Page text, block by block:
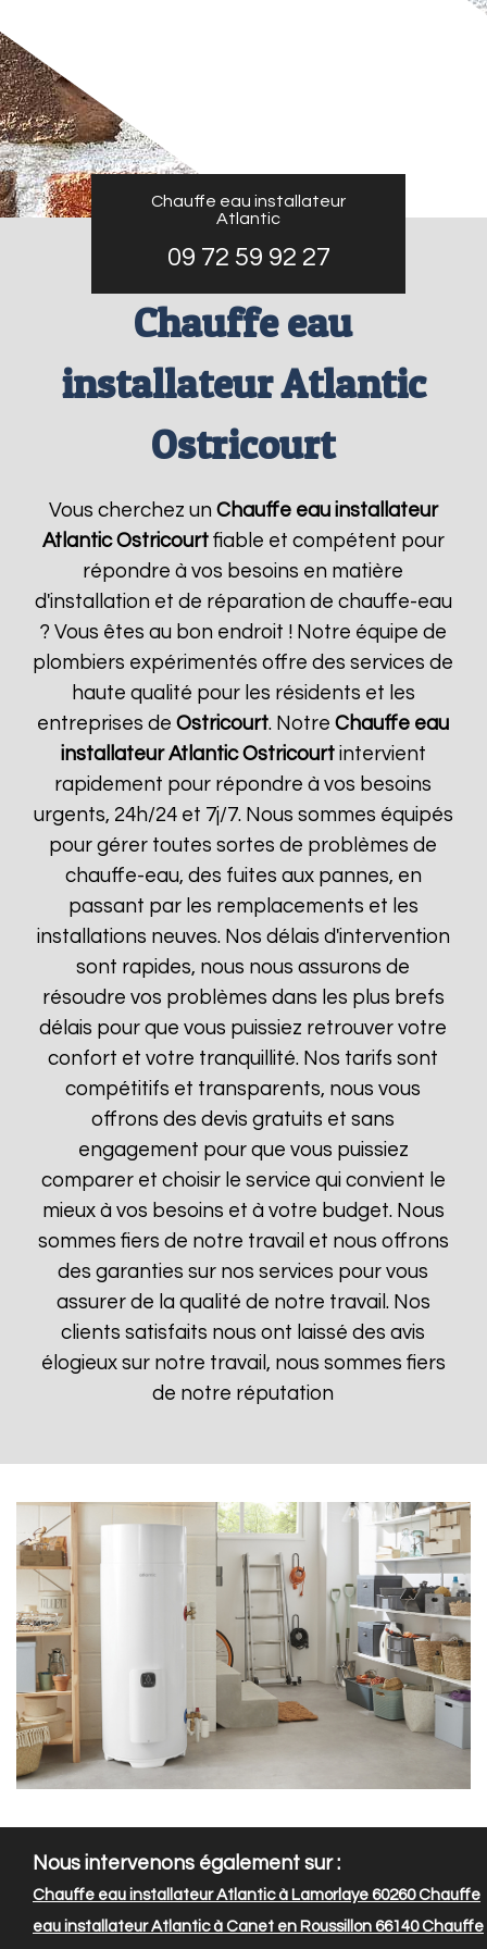
Chauffe eau installateur
Atlantic
09 72 59 92 27
Chauffe eau
installateur Atlantic
Ostricourt
Vous cherchez un Chauffe eau installateur
Atlantic Ostricourtfiable et compétent pour
répondre à vos besoins en matière
d'installation et de réparation de chauffe-eau
? Vous êtes au bon endroit ! Notre équipe de
plombiers expérimentés offre des services de
haute qualité pour les résidents et les
entreprises deOstricourt. NotreChauffe eau
installateur Atlantic Ostricourtintervient
rapidement pour répondre à vos besoins
urgents, 24h/24 et 7j/7. Nous sommes équipés
pour gérer toutes sortes de problèmes de
chauffe-eau, des fuites aux pannes, en
passant par les remplacements et les
installations neuves. Nos délais d'intervention
sont rapides, nous nous assurons de
résoudre vos problèmes dans les plus brefs
délais pour que vous puissiez retrouver votre
confort et votre tranquillité. Nos tarifs sont
compétitifs et transparents, nous vous
offrons des devis gratuits et sans
engagement pour que vous puissiez
comparer et choisir le service qui convient le
mieux à vos besoins et à votre budget. Nous
sommes fiers de notre travail et nous offrons
des garanties sur nos services pour vous
assurer de la qualité de notre travail. Nos
clients satisfaits nous ont laissé des avis
élogieux sur notre travail, nous sommes fiers
de notre réputation
Nous intervenons également sur :
Chauffe eau installateur Atlantic à Lamorlaye 60260Chauffe
eau installateur Atlantic à Canet en Roussillon 66140Chauffe